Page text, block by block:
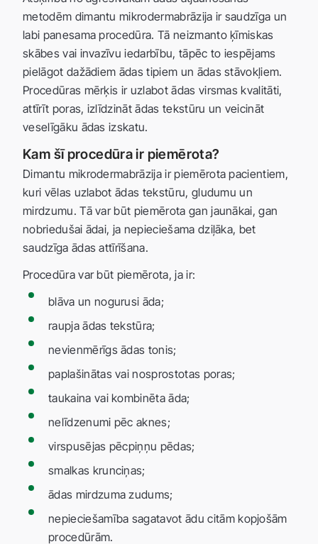
metodēm dimantu mikrodermabrāzija ir saudzīga un
labi panesama procedūra. Tā neizmanto ķīmiskas
skābes vai invazīvu iedarbību, tāpēc to iespējams
pielāgot dažādiem ādas tipiem un ādas stāvokļiem.
Procedūras mērķis ir uzlabot ādas virsmas kvalitāti,
attīrīt poras, izlīdzināt ādas tekstūru un veicināt
veselīgāku ādas izskatu.
Kam šī procedūra ir piemērota?
Dimantu mikrodermabrāzija ir piemērota pacientiem,
kuri vēlas uzlabot ādas tekstūru, gludumu un
mirdzumu. Tā var būt piemērota gan jaunākai, gan
nobriedušai ādai, ja nepieciešama dziļāka, bet
saudzīga ādas attīrīšana.
Procedūra var būt piemērota, ja ir:
blāva un nogurusi āda;
raupja ādas tekstūra;
nevienmērīgs ādas tonis;
paplašinātas vai nosprostotas poras;
taukaina vai kombinēta āda;
nelīdzenumi pēc aknes;
virspusējas pēcpiņņu pēdas;
smalkas krunciņas;
ādas mirdzuma zudums;
nepieciešamība sagatavot ādu citām kopjošām
procedūrām.